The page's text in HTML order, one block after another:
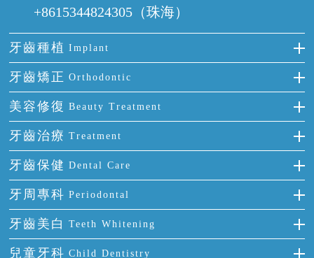
+8615344824305（珠海）
牙齒種植 Implant
種牙
單顆牙缺失
門牙缺失
多顆牙缺失
半口缺失
全口缺失
牙齒矯正 Orthodontic
隱形箍牙
前牙反頜
牙齒擁擠
牙齒前突
牙齒稀疏
美容修復 Beauty Treatment
全瓷牙
烤瓷牙
氟斑牙
四環素牙
活動假牙
牙齒治療 Treatment
補牙
智齒
根管治療
拔牙
牙齒保健 Dental Care
正確刷牙
全國愛牙日
預防牙病
牙周專科 Periodontal
牙周炎
牙齦出血
牙齒美白 Teeth Whitening
冷光美白
兒童牙科 Child Dentistry